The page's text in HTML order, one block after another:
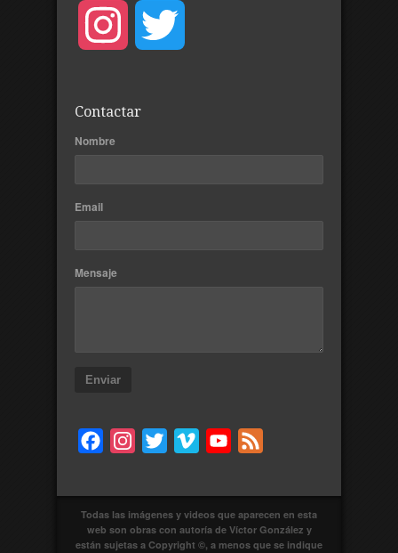
Instagram
Contactar
Nombre
Email
Mensaje
Enviar
FacebookInstagram
Twitter Vimeo YouTube
Todas las imágenes y videos que aparecen en esta
web son obras con autoría de Víctor González y
están sujetas a Copyright ©, a menos que se indique